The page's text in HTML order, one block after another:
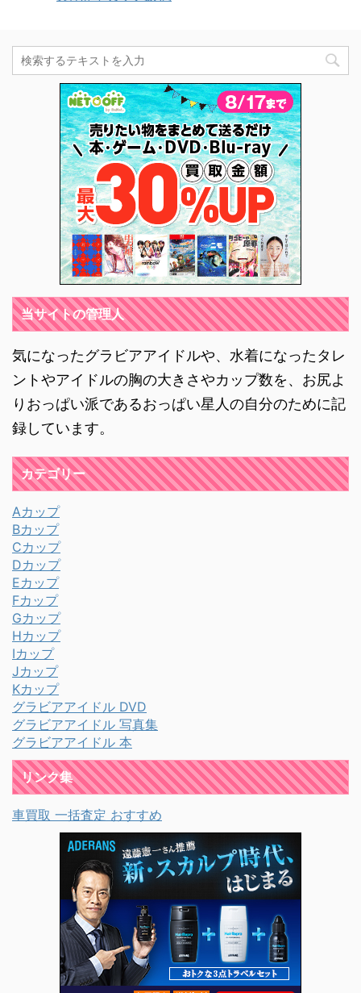
当サイトの管理人
気になったグラビアアイドルや、水着になったタレ
ントやアイドルの胸の大きさやカップ数を、お尻よ
りおっぱい派であるおっぱい星人の自分のために記
録しています。
カテゴリー
Aカップ
Bカップ
Cカップ
Dカップ
Eカップ
Fカップ
Gカップ
Hカップ
Iカップ
Jカップ
Kカップ
グラビアアイドル DVD
グラビアアイドル 写真集
グラビアアイドル 本
リンク集
車買取 一括査定 おすすめ